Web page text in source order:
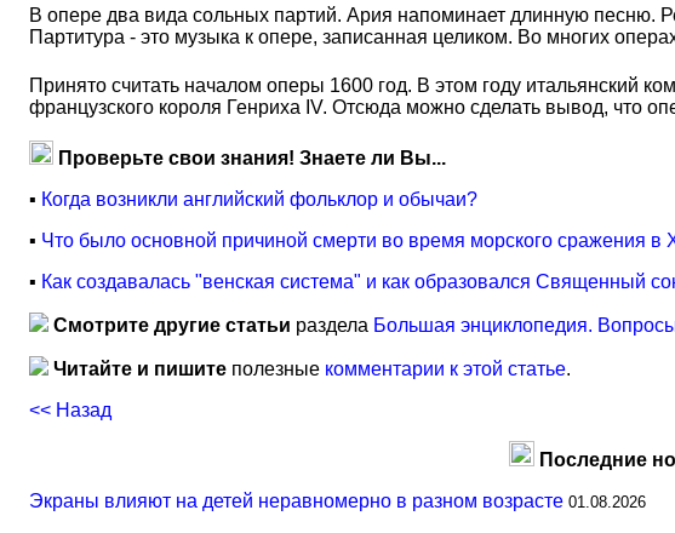
В опере два вида сольных партий. Ария напоминает длинную песню.
Партитура - это музыка к опере, записанная целиком. Во многих
Принято считать началом оперы 1600 год. В этом году итальянский
французского короля Генриха IV. Отсюда можно сделать вывод, что
Проверьте свои знания! Знаете ли Вы...
▪ Когда возникли английский фольклор и обычаи?
▪ Что было основной причиной смерти во время морского сражения в
▪ Как создавалась "венская система" и как образовался Священный
Смотрите другие статьи раздела Большая энциклопедия.
Читайте и пишите полезные комментарии к этой статье.
<< Назад
Последние
Экраны влияют на детей неравномерно в разном возрасте 01.08.2026